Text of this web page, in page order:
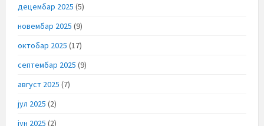
децембар 2025 (5)
новембар 2025 (9)
октобар 2025 (17)
септембар 2025 (9)
август 2025 (7)
јул 2025 (2)
јун 2025 (2)